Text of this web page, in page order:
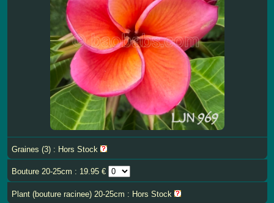
Graines (3) : Hors Stock
Bouture 20-25cm : 19.95 €
Plant (bouture racinee) 20-25cm : Hors Stock